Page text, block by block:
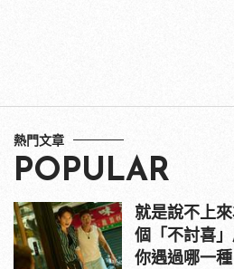
熱門文章
POPULAR
就是說不上
個「不討喜」
你遇過哪一種